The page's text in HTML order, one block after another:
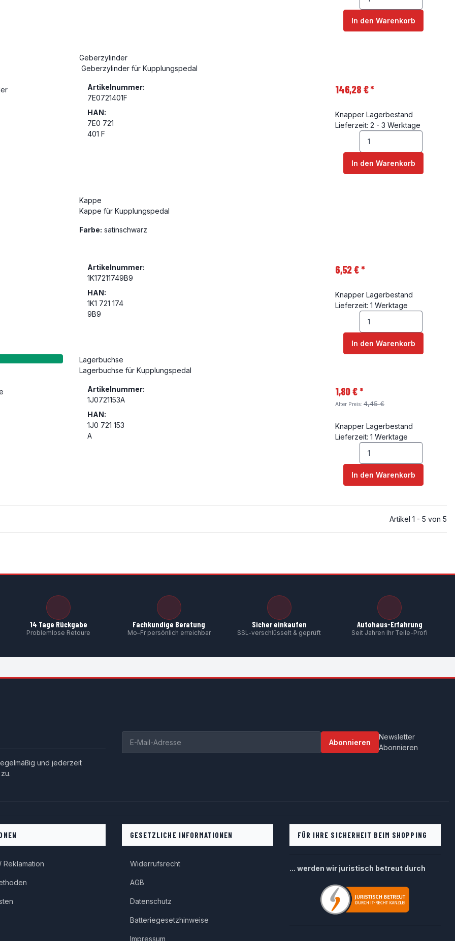
In den Warenkorb
Geberzylinder
Geberzylinder für Kupplungspedal
Artikelnummer:
7E0721401F
HAN:
7E0 721
401 F
146,28 €*
Knapper Lagerbestand
Lieferzeit: 2 - 3 Werktage
In den Warenkorb
Kappe
Kappe für Kupplungspedal
Farbe: satinschwarz
Artikelnummer:
1K17211749B9
HAN:
1K1 721 174
9B9
6,52 €*
Knapper Lagerbestand
Lieferzeit: 1 Werktage
In den Warenkorb
Lagerbuchse
Lagerbuchse für Kupplungspedal
Artikelnummer:
1J0721153A
HAN:
1J0 721 153
A
1,80 €*
Alter Preis: 4,45 €
Knapper Lagerbestand
Lieferzeit: 1 Werktage
In den Warenkorb
Artikel 1 - 5 von 5
14 Tage Rückgabe
Problemlose Retoure
Fachkundige Beratung
Mo–Fr persönlich erreichbar
Sicher einkaufen
SSL-verschlüsselt & geprüft
Autohaus-Erfahrung
Seit Jahren Ihr Teile-Profi
und jederzeit
Abonnieren
Newsletter
Abonnieren
Reklamation
GESETZLICHE INFORMATIONEN
Widerrufsrecht
AGB
Datenschutz
Batteriegesetzhinweise
Impressum
FÜR IHRE SICHERHEIT BEIM SHOPPING
... werden wir juristisch betreut durch